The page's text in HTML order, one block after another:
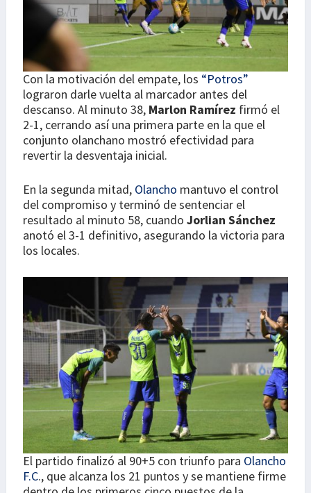
Con la motivación del empate, los “Potros”
lograron darle vuelta al marcador antes del
descanso. Al minuto 38, Marlon Ramírez firmó el
2-1, cerrando así una primera parte en la que el
conjunto olanchano mostró efectividad para
revertir la desventaja inicial.
En la segunda mitad, Olancho mantuvo el control
del compromiso y terminó de sentenciar el
resultado al minuto 58, cuando Jorlian Sánchez
anotó el 3-1 definitivo, asegurando la victoria para
los locales.
El partido finalizó al 90+5 con triunfo para Olancho
F.C., que alcanza los 21 puntos y se mantiene firme